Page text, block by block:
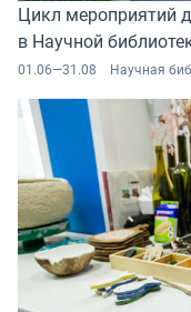
Цикл мероприятий
в Научной
01.06—31.08 Научная